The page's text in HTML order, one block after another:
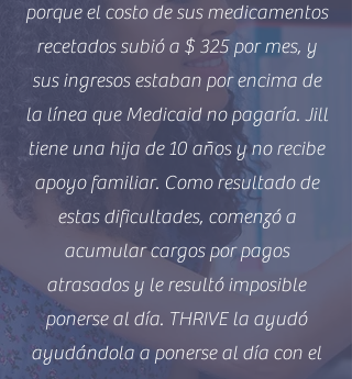
porque el costo de sus medicamentos
recetados subió a $ 325 por mes, y
sus ingresos estaban por encima de
la línea que Medicaid no pagaría. Jill
tiene una hija de 10 años y no recibe
apoyo familiar. Como resultado de
estas dificultades, comenzó a
acumular cargos por pagos
atrasados y le resultó imposible
ponerse al día. THRIVE la ayudó
ayudándola a ponerse al día con el